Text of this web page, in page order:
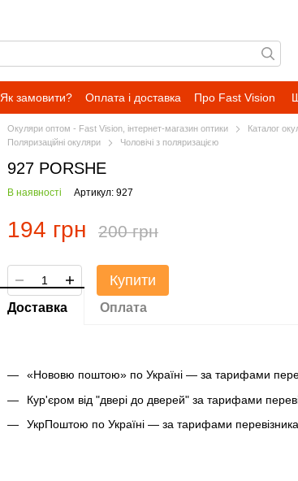
Як замовити? Оплата і доставка Про Fast Vision
Окуляри оптом - Fast Vision, інтернет-магазин оптики Каталог
Поляризаційні окуляри
Чоловічі з поляризацією
927 PORSHE
В наявності Артикул: 927
194 грн 200 грн
Купити
Доставка Оплата
«Нововю поштою» по Україні — за тарифами
Кур'єром від "двері до дверей" за тарифами
УкрПоштою по Україні — за тарифами перевізника.